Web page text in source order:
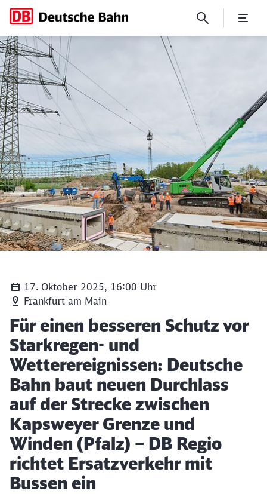
Für einen besseren Schutz
17. Oktober 2025, 16:00 Uhr
Frankfurt am Main
Artikel:
Für einen besseren Schutz vor
Starkregen- und
Wetterereignissen: Deutsche
Bahn baut neuen Durchlass
auf der Strecke zwischen
Kapsweyer Grenze und
Winden (Pfalz) – DB Regio
richtet Ersatzverkehr mit
Bussen ein